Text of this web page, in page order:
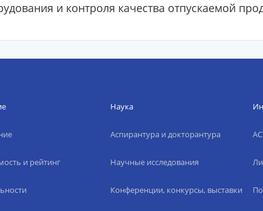
и контроля качества отпускаемой
и рейтинг
Наука
Аспирантура и докторантура
Научные исследования
Конференции, конкурсы, выставки